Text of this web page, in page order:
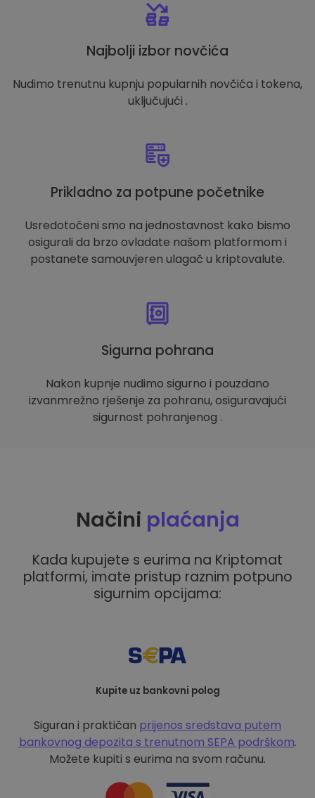
Najbolji izbor novčića
Nudimo trenutnu kupnju popularnih novčića i tokena,
uključujući .
Prikladno za potpune početnike
Usredotočeni smo na jednostavnost kako bismo
osigurali da brzo ovladate našom platformom i
postanete samouvjeren ulagač u kriptovalute.
Sigurna pohrana
Nakon kupnje nudimo sigurno i pouzdano
izvanmrežno rješenje za pohranu, osiguravajući
sigurnost pohranjenog .
Načini plaćanja
Kada kupujete s eurima na Kriptomat
platformi, imate pristup raznim potpuno
sigurnim opcijama:
Kupite uz bankovni polog
Siguran i praktičan prijenos sredstava putem
bankovnog depozita s trenutnom SEPA podrškom.
Možete kupiti s eurima na svom računu.